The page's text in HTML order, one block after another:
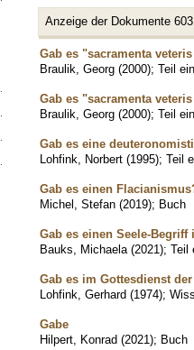
Anzeige der Dokumente
Gab es "sacramenta
Braulik, Georg (2000); Teil
Gab es "sacramenta
Braulik, Georg (2000); Teil
Gab es eine
Lohfink, Norbert (1995); Teil
Gab es einen
Michel, Stefan (2019); Buch
Gab es einen Seele-
Bauks, Michaela (2021); Teil
Gab es im Gottesdienst
Lohfink, Gerhard (1974);
Gabe
Hilpert, Konrad (2021); Buch